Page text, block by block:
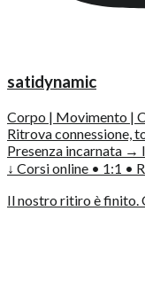
satidynamic
Corpo | Movimento |
Ritrova connessione,
Presenza incarnata
↓ Corsi online • 1:1
Il nostro ritiro è finito.